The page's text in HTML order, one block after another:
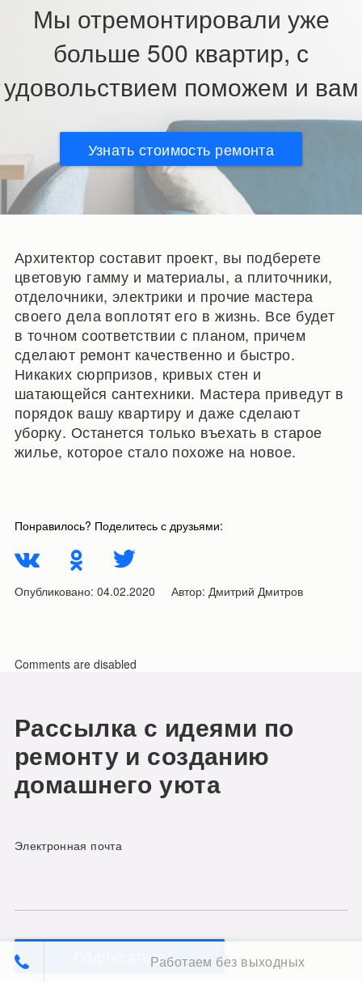
Мы отремонтировали уже
больше 500 квартир, с
удовольствием поможем и вам
Узнать стоимость ремонта
Архитектор составит проект, вы подберете
цветовую гамму и материалы, а плиточники,
отделочники, электрики и прочие мастера
своего дела воплотят его в жизнь. Все будет
в точном соответствии с планом, причем
сделают ремонт качественно и быстро.
Никаких сюрпризов, кривых стен и
шатающейся сантехники. Мастера приведут в
порядок вашу квартиру и даже сделают
уборку. Останется только въехать в старое
жилье, которое стало похоже на новое.
Понравилось? Поделитесь с друзьями:
Опубликовано: 04.02.2020 Автор: Дмитрий Дмитров
Comments are disabled
Рассылка с идеями по
ремонту и созданию
домашнего уюта
Электронная почта
ПодписатьсяРаботаем без выходных